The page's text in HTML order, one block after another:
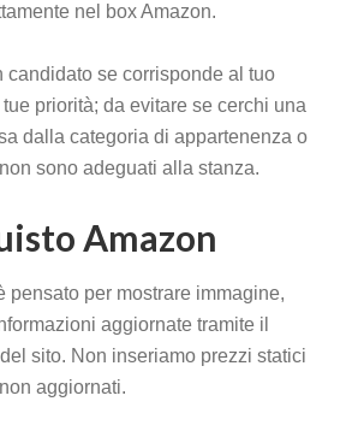
nel box Amazon.
candidato se corrisponde al tuo
priorità; da evitare se cerchi una
dalla categoria di appartenenza o
sono adeguati alla stanza.
Amazon
pensato per mostrare immagine,
aggiornate tramite il
sito. Non inseriamo prezzi statici
aggiornati.